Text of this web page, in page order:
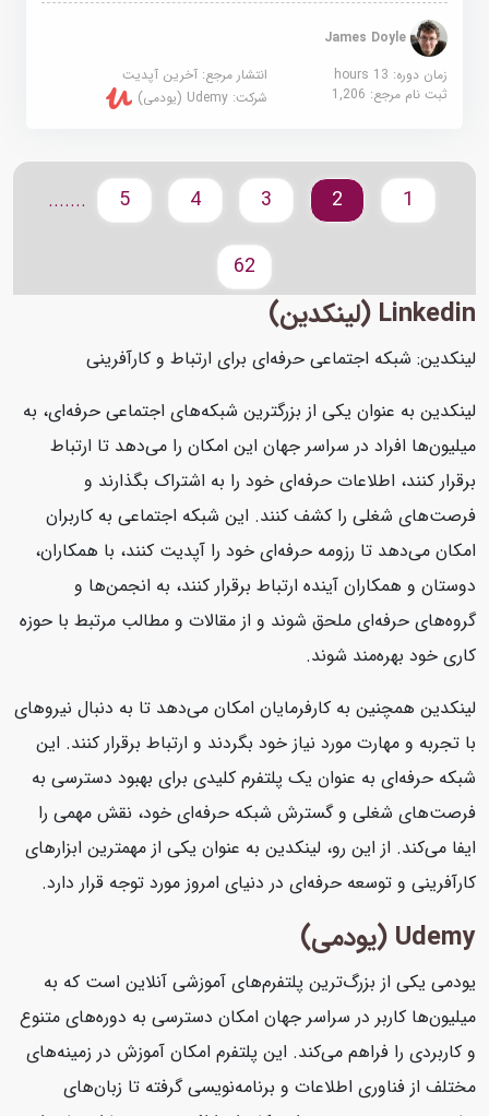
James Doyle
زمان دوره: 13 hours
انتشار مرجع:آخرین آپدیت
ثبت نام مرجع:1,206 شرکت:Udemy (یودمی)
.......
62
Linkedin (لینکدین)
لینکدین: شبکه اجتماعی حرفه‌ای برای ارتباط و کارآفرینی
لینکدین به عنوان یکی از بزرگترین شبکه‌های اجتماعی حرفه‌ای، به
میلیون‌ها افراد در سراسر جهان این امکان را می‌دهد تا ارتباط
برقرار کنند، اطلاعات حرفه‌ای خود را به اشتراک بگذارند و
فرصت‌های شغلی را کشف کنند. این شبکه اجتماعی به کاربران
امکان می‌دهد تا رزومه حرفه‌ای خود را آپدیت کنند، با همکاران،
دوستان و همکاران آینده ارتباط برقرار کنند، به انجمن‌ها و
گروه‌های حرفه‌ای ملحق شوند و از مقالات و مطالب مرتبط با حوزه
کاری خود بهره‌مند شوند.
لینکدین همچنین به کارفرمایان امکان می‌دهد تا به دنبال نیروهای
با تجربه و مهارت مورد نیاز خود بگردند و ارتباط برقرار کنند. این
شبکه حرفه‌ای به عنوان یک پلتفرم کلیدی برای بهبود دسترسی به
فرصت‌های شغلی و گسترش شبکه حرفه‌ای خود، نقش مهمی را
ایفا می‌کند. از این رو، لینکدین به عنوان یکی از مهمترین ابزارهای
کارآفرینی و توسعه حرفه‌ای در دنیای امروز مورد توجه قرار دارد.
Udemy (یودمی)
یودمی یکی از بزرگ‌ترین پلتفرم‌های آموزشی آنلاین است که به
میلیون‌ها کاربر در سراسر جهان امکان دسترسی به دوره‌های متنوع
و کاربردی را فراهم می‌کند. این پلتفرم امکان آموزش در زمینه‌های
مختلف از فناوری اطلاعات و برنامه‌نویسی گرفته تا زبان‌های